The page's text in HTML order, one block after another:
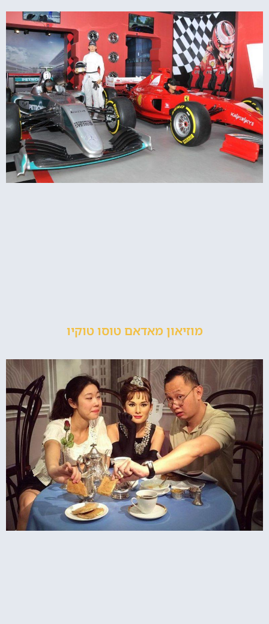
מוזיאון מאדאם טוסו טוקיו